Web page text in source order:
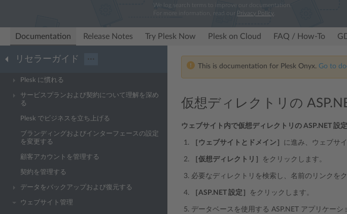
We log search terms to improve our documentation.
For more information, read our Privacy Policy
Documentation Release Notes Try Plesk Now Plesk on Cloud FAQ / How-To
リセラーガイド ···
Plesk に慣れる
サービスプランおよび契約について理解を深め
る
Plesk でビジネスを立ち上げる
ブランディングおよびインターフェースの設定
を変更する
顧客アカウントを管理する
契約を管理する
データをバックアップおよび復元する
ウェブサイト管理
This is documentation for Plesk Onyx. Go to
仮想ディレクトリの
ウェブサイト内で仮想ディレクトリの ASP.NET 設
［ウェブサイトとドメイン］ に進み、ウェブサ
［仮想ディレクトリ］ をクリックします。
必要なディレクトリを検索し、名前のリンクを
［ASP.NET 設定］ をクリックします。
データベースを使用する ASP.NET アプリケー